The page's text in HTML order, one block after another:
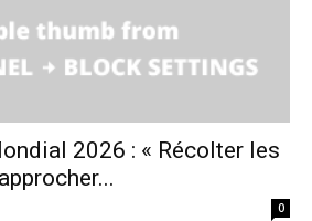
2026 : « Récolter les
0